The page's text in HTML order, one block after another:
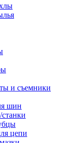
и съемники
шин
цепи